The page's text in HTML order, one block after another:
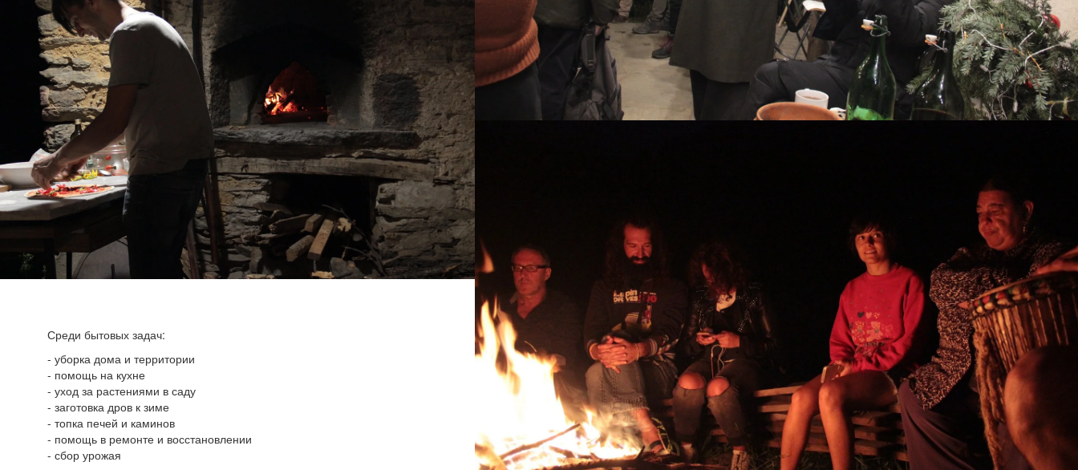
Среди бытовых задач:
- уборка дома и территории
- помощь на кухне
- уход за растениями в саду
- заготовка дров к зиме
- топка печей и каминов
- помощь в ремонте и восстановлении
- сбор урожая